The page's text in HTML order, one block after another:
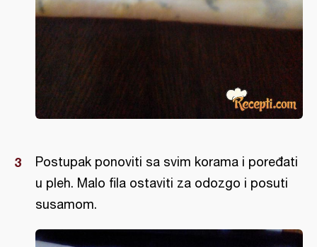
Postupak ponoviti sa svim korama i poređati
u pleh. Malo fila ostaviti za odozgo i posuti
susamom.